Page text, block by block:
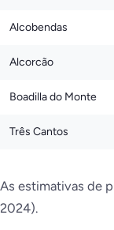
Alcobendas
Alcorcão
Boadilla do Monte
Três Cantos
As estimativas de
2024).